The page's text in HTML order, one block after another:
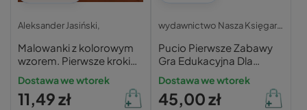
Aleksander Jasiński,
Malowanki z kolorowym
wzorem. Pierwsze kroki
rysowania. Najprostszy
sposób, aby narysować…
Dostawa we wtorek
11,49 zł
wydawnictwo Nasza Księgarnia
Pucio Pierwsze Zabawy
Gra Edukacyjna Dla
Dzieci 1+ Nasza
Księgarnia
Dostawa we wtorek
45,00 zł